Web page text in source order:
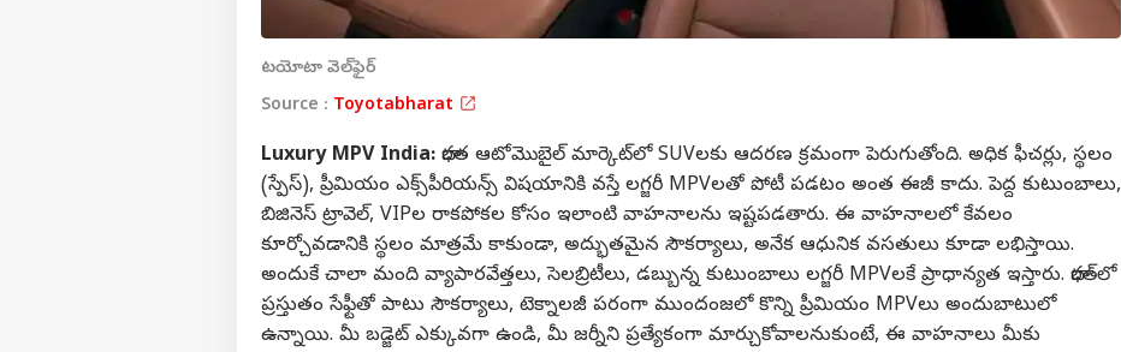
టయోటా వెల్‌ఫైర్
Source : Toyotabharat
Luxury MPV India: భారత ఆటోమొబైల్ మార్కెట్‌లో SUVలకు ఆదరణ క్రమంగా పెరుగుతోంది. అధిక ఫీచర్లు, స్థలం
(స్పేస్), ప్రీమియం ఎక్స్‌పీరియన్స్ విషయానికి వస్తే లగ్జరీ MPVలతో పోటీ పడటం అంత ఈజీ కాదు. పెద్ద కుటుంబాలు,
బిజినెస్ ట్రావెల్, VIPల రాకపోకల కోసం ఇలాంటి వాహనాలను ఇష్టపడతారు. ఈ వాహనాలలో కేవలం
కూర్చోవడానికి స్థలం మాత్రమే కాకుండా, అద్భుతమైన సౌకర్యాలు, అనేక ఆధునిక వసతులు కూడా లభిస్తాయి.
అందుకే చాలా మంది వ్యాపారవేత్తలు, సెలబ్రిటీలు, డబ్బున్న కుటుంబాలు లగ్జరీ MPVలకే ప్రాధాన్యత ఇస్తారు. భారత్‌లో
ప్రస్తుతం సేఫ్టీతో పాటు సౌకర్యాలు, టెక్నాలజీ పరంగా ముందంజలో కొన్ని ప్రీమియం MPVలు అందుబాటులో
ఉన్నాయి. మీ బడ్జెట్ ఎక్కువగా ఉండి, మీ జర్నీని ప్రత్యేకంగా మార్చుకోవాలనుకుంటే, ఈ వాహనాలు మీకు